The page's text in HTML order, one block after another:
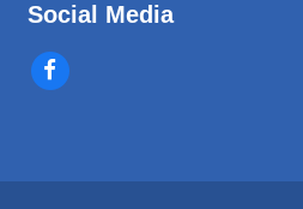
Social Media